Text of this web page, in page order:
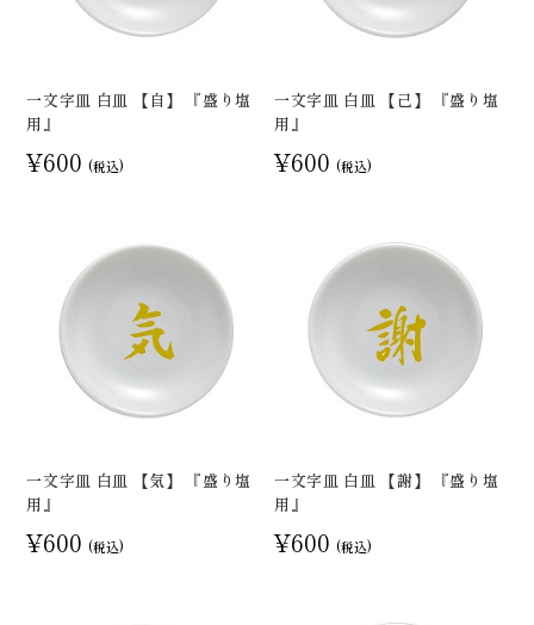
一文字皿 白皿 【自】 『盛り塩
用』
¥600 (税込)
一文字皿 白皿 【己】 『盛り塩
用』
¥600 (税込)
一文字皿 白皿 【気】 『盛り塩
用』
¥600 (税込)
一文字皿 白皿 【謝】 『盛り塩
用』
¥600 (税込)